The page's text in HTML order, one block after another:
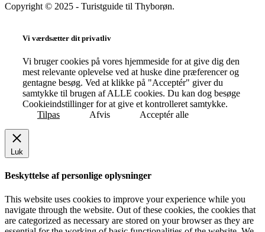
Copyright © 2025 - Turistguide til Thyborøn.
Vi værdsætter dit privatliv
Vi bruger cookies på vores hjemmeside for at give dig den
mest relevante oplevelse ved at huske dine præferencer og
gentagne besøg. Ved at klikke på "Acceptér" giver du
samtykke til brugen af ALLE cookies. Du kan dog besøge
Cookieindstillinger for at give et kontrolleret samtykke.
Tilpas
Afvis Acceptér alle
Luk
Beskyttelse af personlige oplysninger
This website uses cookies to improve your experience while you
navigate through the website. Out of these cookies, the cookies that
are categorized as necessary are stored on your browser as they are